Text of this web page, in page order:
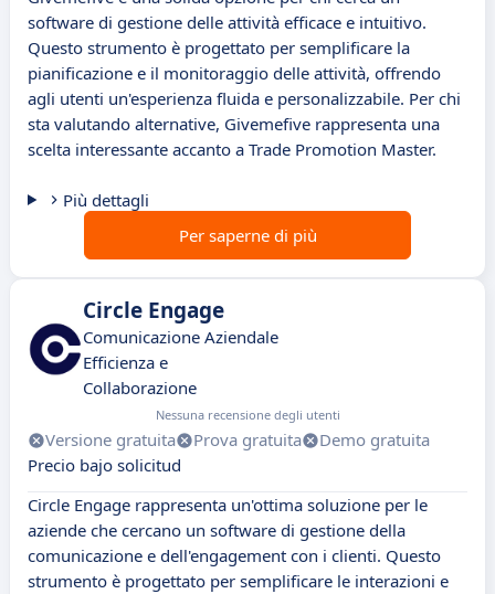
software di gestione delle attività efficace e intuitivo.
Questo strumento è progettato per semplificare la
pianificazione e il monitoraggio delle attività, offrendo
agli utenti un'esperienza fluida e personalizzabile. Per chi
sta valutando alternative, Givemefive rappresenta una
scelta interessante accanto a Trade Promotion Master.
Più dettagli
Per saperne di più
Circle Engage
Comunicazione Aziendale
Efficienza e
Collaborazione
Nessuna recensione degli utenti
Versione gratuita Prova gratuita
Demo gratuita
Precio bajo solicitud
Circle Engage rappresenta un'ottima soluzione per le
aziende che cercano un software di gestione della
comunicazione e dell'engagement con i clienti. Questo
strumento è progettato per semplificare le interazioni e